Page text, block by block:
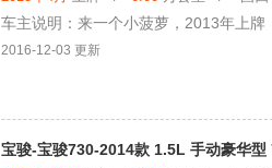
车主说明：来一个小菠萝，2013年上
2016-12-03 更新
宝骏-宝骏730-2014款 1.5L 手动豪华型